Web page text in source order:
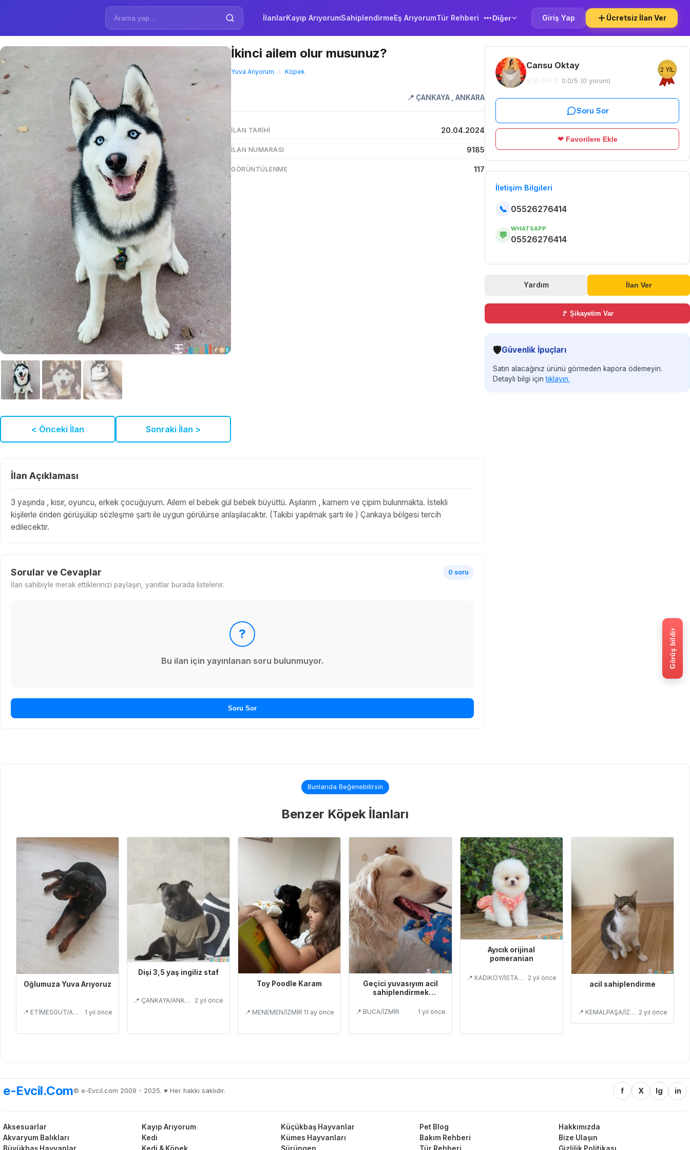
İlanlarKayıp ArıyorumSahiplendirmeEş ArıyorumTür Rehberi Diğer Giriş Yap Ücretsiz İlan Ver
< Önceki İlan Sonraki İlan >
İkinci ailem olur musunuz?
Yuva Arıyorum › Köpek
📍 ÇANKAYA ANKARA
İLAN TARIHI 20.04.2024
İLAN NUMARASI 9185
GÖRÜNTÜLENME 117
İlan Açıklaması
3 yaşında , kısır, oyuncu, erkek çocuğuyum. Ailem el bebek gül bebek büyüttü. Aşılarım , karnem ve çipim bulunmakta. İstekli
kişilerle önden görüşülüp sözleşme şartı ile uygun görülürse anlaşılacaktır. (Takibi yapılmak şartı ile ) Çankaya bölgesi tercih
edilecektir.
Sorular ve Cevaplar 0 soru
İlan sahibiyle merak ettiklerinizi paylaşın, yanıtlar burada listelenir.
?
Bu ilan için yayınlanan soru bulunmuyor.
Soru Sor
Cansu Oktay
☆ ☆ ☆ ☆ ☆ 0.0/5 (0 yorum)
2 YIL
Soru Sor
❤ Favorilere Ekle
İletişim Bilgileri
📞 05526276414
💬
WHATSAPP
05526276414
Yardım İlan Ver
🚩 Şikayetim Var
🛡️Güvenlik İpuçları
Satın alacağınız ürünü görmeden kapora ödemeyin.
Detaylı bilgi içintıklayın.
Bunlarıda Beğenebilirsin
Benzer Köpek İlanları
Oğlumuza Yuva Arıyoruz
📍 ETİMESGUT/ANKARA 1 yıl önce
Dişi 3,5 yaş ingiliz staf
📍 ÇANKAYA/ANKARA 2 yıl önce
Toy Poodle Karam
📍 MENEMEN/İZMİR 11 ay önce
Geçici yuvasıyım acil
sahiplendirmek
📍 BUCA/İZMİR 1 yıl önce
Ayıcık orijinal
pomeranian
📍 KADIKÖY/İSTANBUL 2 yıl önce
acil sahiplendirme
📍 KEMALPAŞA/İZMİR 2 yıl önce
e-Evcil.Com© e-Evcil.com 2009 - 2025. ♥️ Her hakkı saklıdır. f X Ig in
Aksesuarlar
Akvaryum Balıkları
Kayıp Arıyorum
Kedi
Küçükbaş Hayvanlar
Kümes Hayvanları
Pet Blog
Bakım Rehberi
Hakkımızda
Bize Ulaşın
Görüş bildir